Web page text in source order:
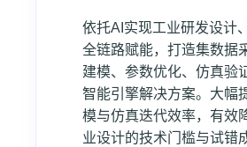
依托AI实现工业研发设计
全链路赋能，打造集数据
建模、参数优化、仿真验
智能引擎解决方案。大幅
模与仿真迭代效率，有效
业设计的技术门槛与试错